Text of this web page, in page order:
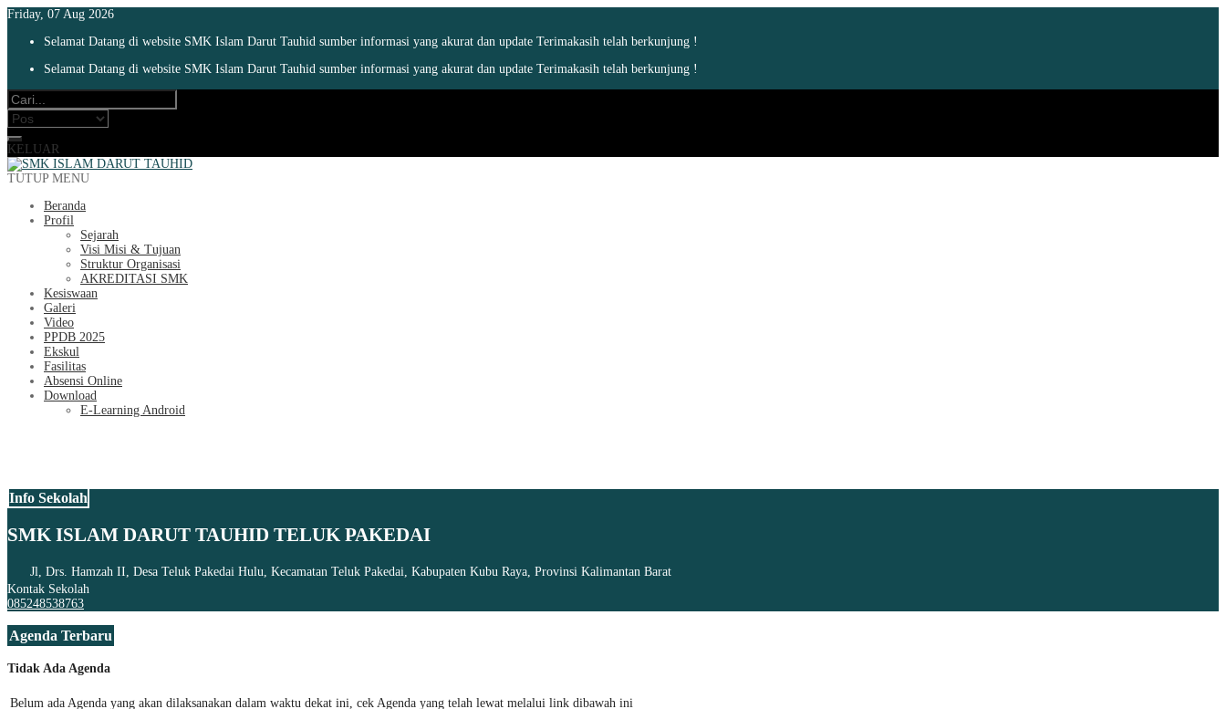
Friday, 07 Aug 2026
Selamat Datang di website SMK Islam Darut Tauhid sumber informasi yang akurat dan update Terimakasih telah berkunjung !
Selamat Datang di website SMK Islam Darut Tauhid sumber informasi yang akurat dan update Terimakasih telah berkunjung !
KELUAR
TUTUP MENU
Beranda
Profil
Sejarah
Visi Misi & Tujuan
Struktur Organisasi
AKREDITASI SMK
Kesiswaan
Galeri
Video
PPDB 2025
Ekskul
Fasilitas
Absensi Online
Download
E-Learning Android
Info Sekolah
SMK ISLAM DARUT TAUHID TELUK PAKEDAI
Jl, Drs. Hamzah II, Desa Teluk Pakedai Hulu, Kecamatan Teluk Pakedai, Kabupaten Kubu Raya, Provinsi Kalimantan Barat
Kontak Sekolah
085248538763
Agenda Terbaru
Tidak Ada Agenda
Belum ada Agenda yang akan dilaksanakan dalam waktu dekat ini, cek Agenda yang telah lewat melalui link dibawah ini